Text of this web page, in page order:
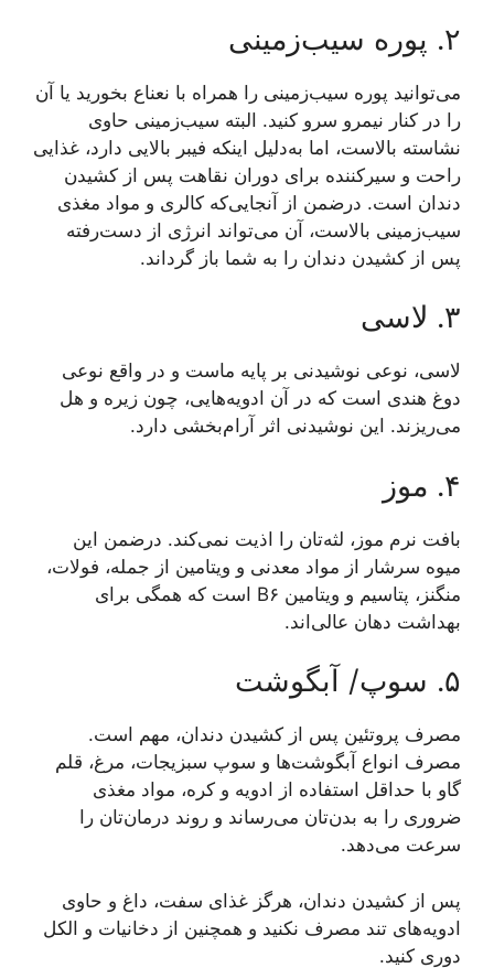
۲. پوره سیب‌زمینی
می‌توانید پوره سیب‌زمینی را همراه با نعناع بخورید یا آن
را در کنار نیمرو سرو کنید. البته سیب‌زمینی حاوی
نشاسته بالاست، اما به‌دلیل اینکه فیبر بالایی دارد، غذایی
راحت و سیرکننده برای دوران نقاهت پس از کشیدن
دندان است. درضمن از آنجایی‌که کالری و مواد مغذی
سیب‌زمینی بالاست، آن می‌تواند انرژی از دست‌رفته
پس از کشیدن دندان را به شما باز گرداند.
۳. لاسی
لاسی، نوعی نوشیدنی بر پایه ماست و در واقع نوعی
دوغ هندی است که در آن ادویه‌هایی، چون زیره و هل
می‌ریزند. این نوشیدنی اثر آرام‌بخشی دارد.
۴. موز
بافت نرم موز، لثه‌تان را اذیت نمی‌کند. درضمن این
میوه سرشار از مواد معدنی و ویتامین از جمله، فولات،
منگنز، پتاسیم و ویتامین B۶ است که همگی برای
بهداشت دهان عالی‌اند.
۵. سوپ/ آبگوشت
مصرف پروتئین پس از کشیدن دندان، مهم است.
مصرف انواع آبگوشت‌ها و سوپ سبزیجات، مرغ، قلم
گاو با حداقل استفاده از ادویه و کره، مواد مغذی
ضروری را به بدن‌تان می‌رساند و روند درمان‌تان را
سرعت می‌دهد.
پس از کشیدن دندان، هرگز غذای سفت، داغ و حاوی
ادویه‌های تند مصرف نکنید و همچنین از دخانیات و الکل
دوری کنید.